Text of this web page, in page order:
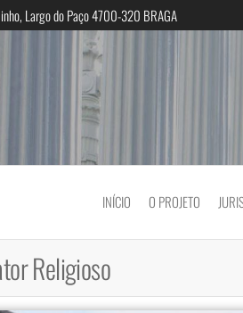
Largo do Paço 4700-320 BRAGA
INÍCIO O PROJETO
Religioso